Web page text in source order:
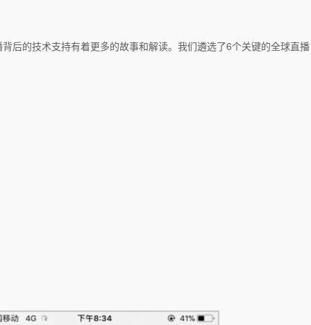
后的技术支持有着更多的故事和解读。我们遴选了6个关键的全球直播